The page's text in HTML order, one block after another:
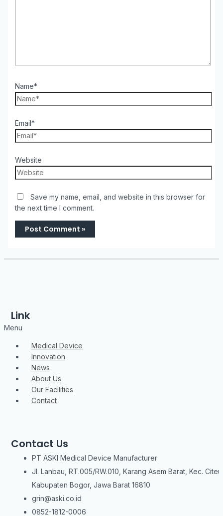
Name*
Email*
Website
Save my name, email, and website in this browser for
the next time I comment.
Link
Menu
Medical Device
Innovation
News
About Us
Our Facilities
Contact
Contact Us
PT ASKI Medical Device Manufacturer
Jl. Lanbau, RT.005/RW.010, Karang Asem Barat, Kec.
Kabupaten Bogor, Jawa Barat 16810
grin@aski.co.id
0852-1812-0006